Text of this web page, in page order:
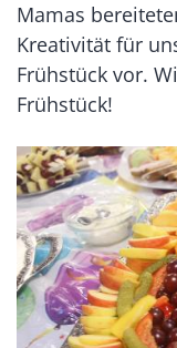
Mamas
Kreativität für
Frühstück vor.
Frühstück!